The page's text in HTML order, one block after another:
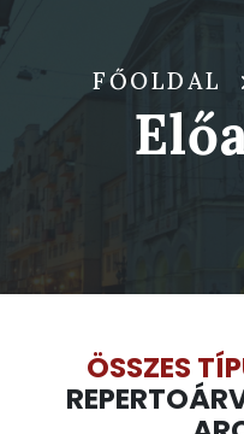
FŐOLDAL
ÖSSZES
REPERTOÁR